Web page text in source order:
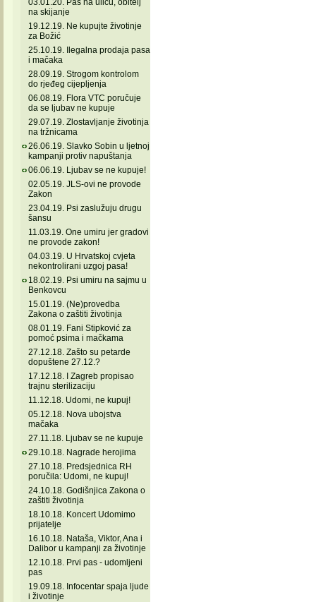
03.01.20. Pas na ulicu, obitelj
na skijanje
19.12.19. Ne kupujte životinje
za Božić
25.10.19. Ilegalna prodaja pasa
i mačaka
28.09.19. Strogom kontrolom
do rjeđeg cijepljenja
06.08.19. Flora VTC poručuje
da se ljubav ne kupuje
29.07.19. Zlostavljanje životinja
na tržnicama
26.06.19. Slavko Sobin u ljetnoj
kampanji protiv napuštanja
06.06.19. Ljubav se ne kupuje!
02.05.19. JLS-ovi ne provode
Zakon
23.04.19. Psi zaslužuju drugu
šansu
11.03.19. One umiru jer gradovi
ne provode zakon!
04.03.19. U Hrvatskoj cvjeta
nekontrolirani uzgoj pasa!
18.02.19. Psi umiru na sajmu u
Benkovcu
15.01.19. (Ne)provedba
Zakona o zaštiti životinja
08.01.19. Fani Stipković za
pomoć psima i mačkama
27.12.18. Zašto su petarde
dopuštene 27.12.?
17.12.18. I Zagreb propisao
trajnu sterilizaciju
11.12.18. Udomi, ne kupuj!
05.12.18. Nova ubojstva
mačaka
27.11.18. Ljubav se ne kupuje
29.10.18. Nagrade herojima
27.10.18. Predsjednica RH
poručila: Udomi, ne kupuj!
24.10.18. Godišnjica Zakona o
zaštiti životinja
18.10.18. Koncert Udomimo
prijatelje
16.10.18. Nataša, Viktor, Ana i
Dalibor u kampanji za životinje
12.10.18. Prvi pas - udomljeni
pas
19.09.18. Infocentar spaja ljude
i životinje